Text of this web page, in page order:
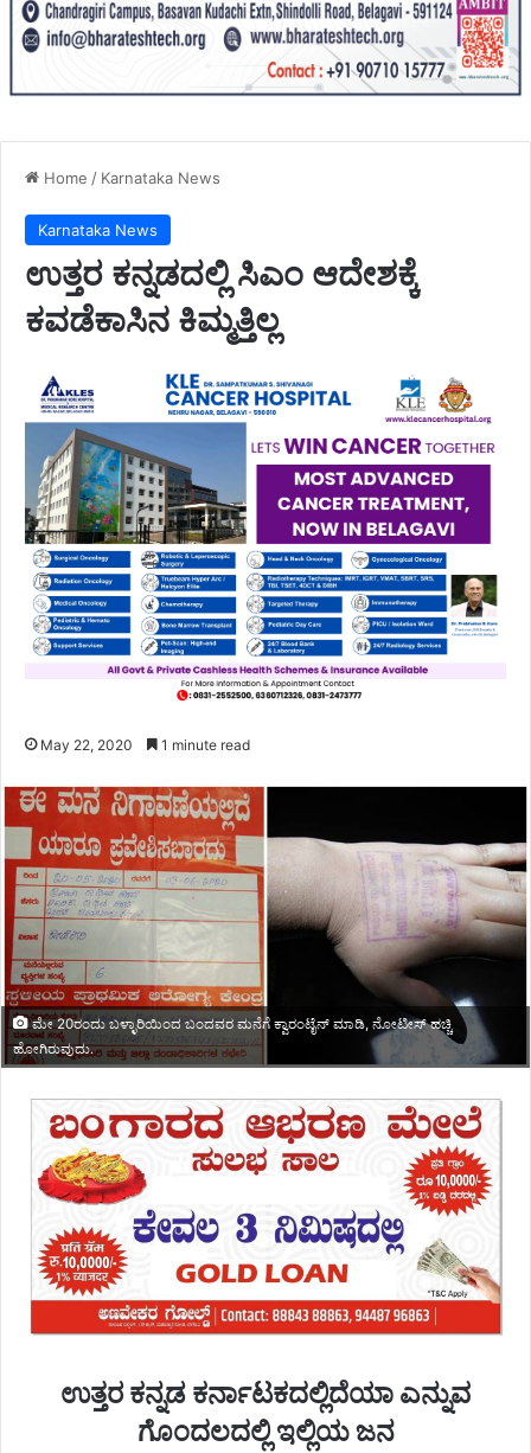
Home / Karnataka News
Karnataka News
ಉತ್ತರ ಕನ್ನಡದಲ್ಲಿ ಸಿಎಂ ಆದೇಶಕ್ಕೆ
ಕವಡೆಕಾಸಿನ ಕಿಮ್ಮತ್ತಿಲ್ಲ
May 22, 2020 1 minute read
ಮೇ 20ರಂದು ಬಳ್ಳಾರಿಯಿಂದ ಬಂದವರ ಮನೆಗೆ ಕ್ವಾರಂಟೈನ್ ಮಾಡಿ, ನೋಟೀಸ್ ಹಚ್ಚಿ
ಹೋಗಿರುವುದು.
ಉತ್ತರ ಕನ್ನಡ ಕರ್ನಾಟಕದಲ್ಲಿದೆಯಾ ಎನ್ನುವ
ಗೊಂದಲದಲ್ಲಿ ಇಲ್ಲಿಯ ಜನ